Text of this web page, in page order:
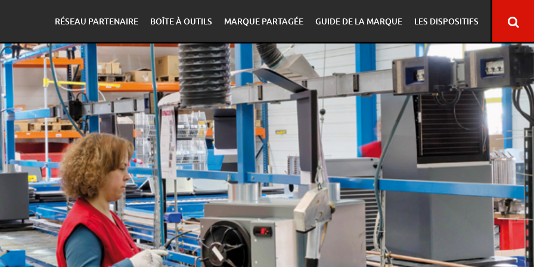
RÉSEAU PARTENAIRE BOÎTE À OUTILS MARQUE PARTAGÉE GUIDE DE LA MARQUE LES DISPOSITIFS